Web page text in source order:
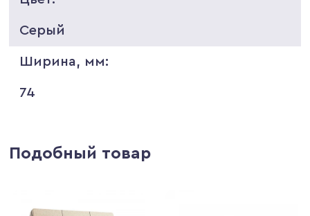
Серый
Ширина, мм:
74
Подобный товар